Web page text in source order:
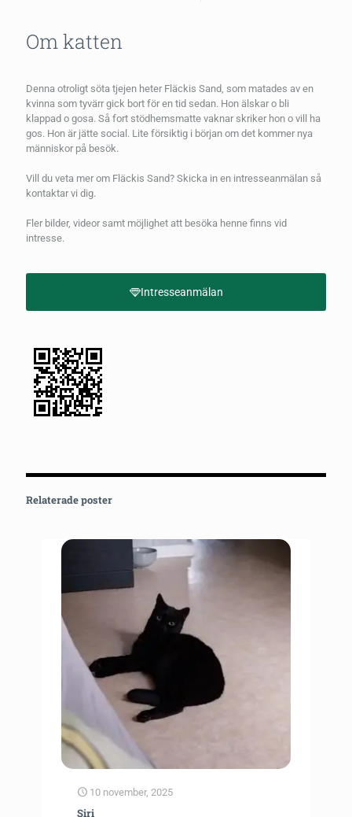
Om katten
Denna otroligt söta tjejen heter Fläckis Sand, som matades av en
kvinna som tyvärr gick bort för en tid sedan. Hon älskar o bli
klappad o gosa. Så fort stödhemsmatte vaknar skriker hon o vill ha
gos. Hon är jätte social. Lite försiktig i början om det kommer nya
människor på besök.
Vill du veta mer om Fläckis Sand? Skicka in en intresseanmälan så
kontaktar vi dig.
Fler bilder, videor samt möjlighet att besöka henne finns vid
intresse.
Intresseanmälan
Relaterade poster
10 november, 2025
Siri